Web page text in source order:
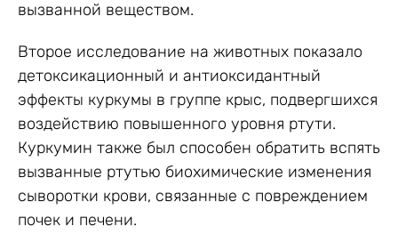
вызванной веществом.
Второе исследование на животных показало
детоксикационный и антиоксидантный
эффекты куркумы в группе крыс, подвергшихся
воздействию повышенного уровня ртути.
Куркумин также был способен обратить вспять
вызванные ртутью биохимические изменения
сыворотки крови, связанные с повреждением
почек и печени.